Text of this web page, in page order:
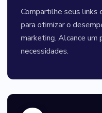
Compartilhe seus links
para otimizar o
marketing. Alcance um
necessidades.